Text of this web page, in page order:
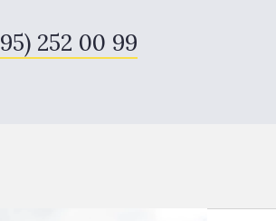
252 00 99